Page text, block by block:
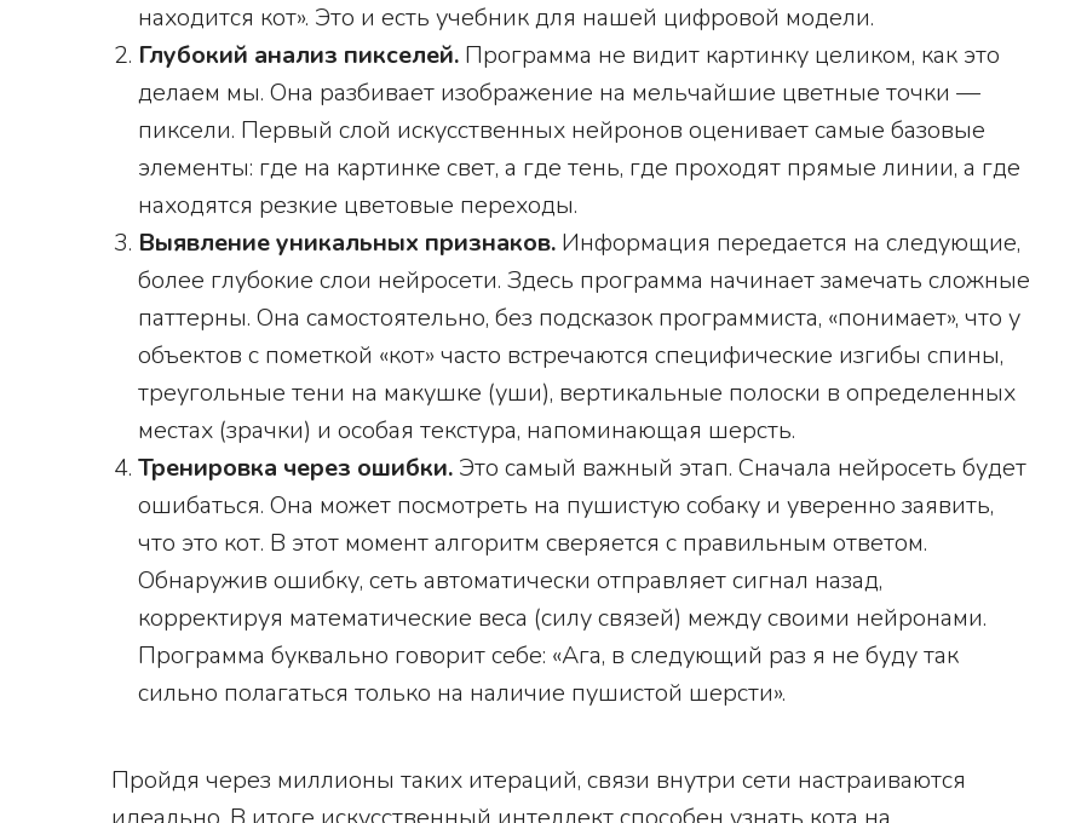
находится кот». Это и есть учебник для нашей цифровой модели.
Глубокий анализ пикселей. Программа не видит картинку целиком, как это
делаем мы. Она разбивает изображение на мельчайшие цветные точки —
пиксели. Первый слой искусственных нейронов оценивает самые базовые
элементы: где на картинке свет, а где тень, где проходят прямые линии, а где
находятся резкие цветовые переходы.
Выявление уникальных признаков. Информация передается на следующие,
более глубокие слои нейросети. Здесь программа начинает замечать сложные
паттерны. Она самостоятельно, без подсказок программиста, «понимает», что у
объектов с пометкой «кот» часто встречаются специфические изгибы спины,
треугольные тени на макушке (уши), вертикальные полоски в определенных
местах (зрачки) и особая текстура, напоминающая шерсть.
Тренировка через ошибки. Это самый важный этап. Сначала нейросеть будет
ошибаться. Она может посмотреть на пушистую собаку и уверенно заявить,
что это кот. В этот момент алгоритм сверяется с правильным ответом.
Обнаружив ошибку, сеть автоматически отправляет сигнал назад,
корректируя математические веса (силу связей) между своими нейронами.
Программа буквально говорит себе: «Ага, в следующий раз я не буду так
сильно полагаться только на наличие пушистой шерсти».
Пройдя через миллионы таких итераций, связи внутри сети настраиваются